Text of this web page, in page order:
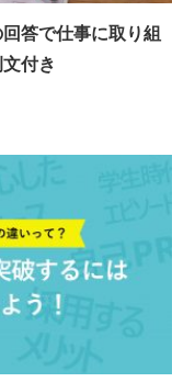
答で仕事に取り組
付き